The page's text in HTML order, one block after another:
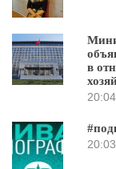
в
20:04
20:03